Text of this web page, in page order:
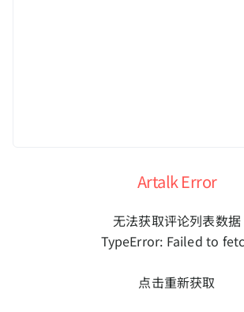
Artalk Error
无法获取评论列表数据
TypeError: Failed to
点击重新获取